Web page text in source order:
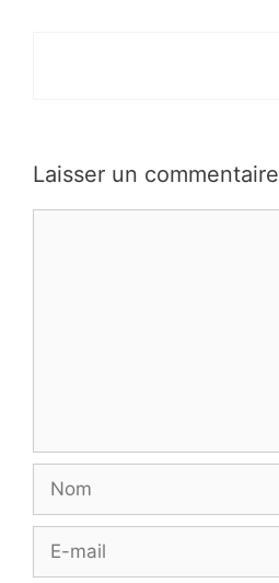
Laisser un commentaire
mail